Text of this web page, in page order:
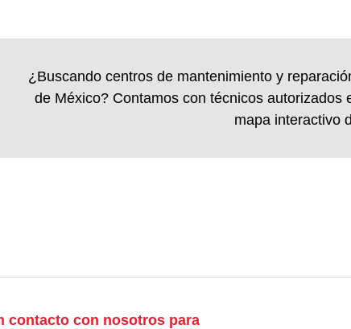
¿Buscando centros de mantenimiento y
de México? Contamos con técnicos
mapa interactivo
contacto con nosotros para